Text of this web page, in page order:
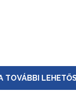
TOVÁBBI